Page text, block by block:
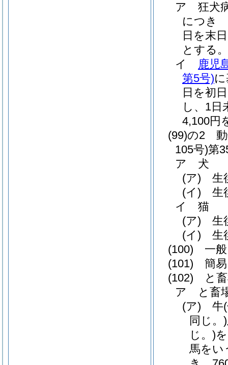
ア
狂犬
につき
日を末
とする
イ
鹿児
第5号)
日を初
し、1日
4,100円
(99)の2
105号)第
ア
犬
(ア)
生
(イ)
生
イ
猫
(ア)
生
(イ)
生
(100)
一
(101)
簡
(102)
と
ア
と畜
(ア)
牛
同じ。)
じ。)
馬をい